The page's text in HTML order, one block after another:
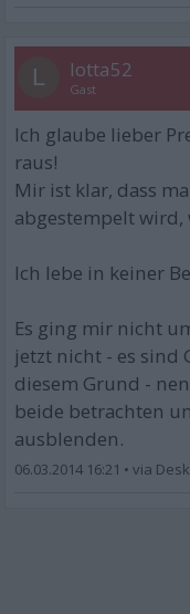
L lotta52
Gast
Ich glaube lieber
raus!
Mir ist klar, dass
abgestempelt wird,
Ich lebe in keiner
Es ging mir nicht
jetzt nicht - es sind
diesem Grund -
beide betrachten
ausblenden.
06.03.2014 16:21 •